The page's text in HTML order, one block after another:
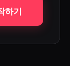
하기